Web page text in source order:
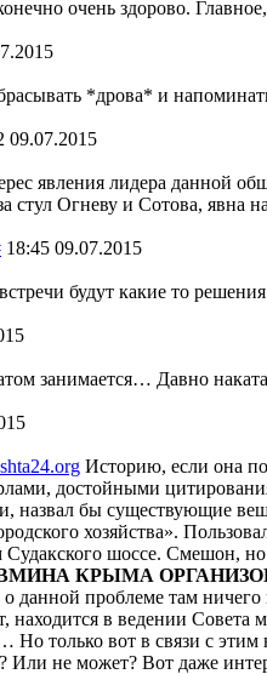
очень здорово.
*дрова* и
09.07.2015
явления лидера данной
стул Огневу и Сотова, явна
18:45 09.07.2015
будут какие то
занимается… Давно
Историю, если она
достойными
назвал бы существующие
хозяйства».
Судакского шоссе. Смешон,
КРЫМА
проблеме там ничего
находится в ведении
только вот в связи с этим
Или не может? Вот даже